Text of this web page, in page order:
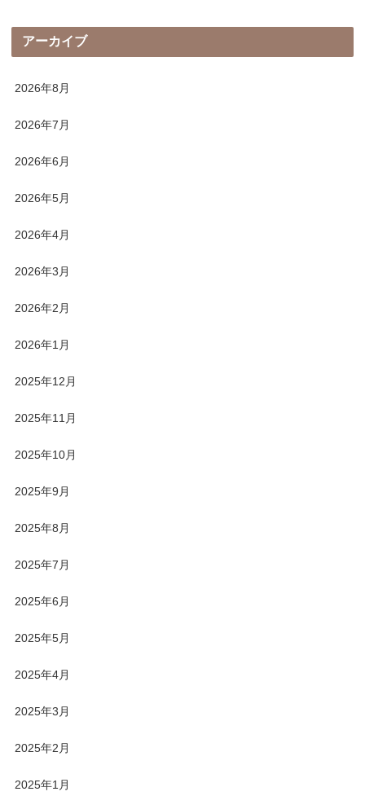
アーカイブ
2026年8月
2026年7月
2026年6月
2026年5月
2026年4月
2026年3月
2026年2月
2026年1月
2025年12月
2025年11月
2025年10月
2025年9月
2025年8月
2025年7月
2025年6月
2025年5月
2025年4月
2025年3月
2025年2月
2025年1月